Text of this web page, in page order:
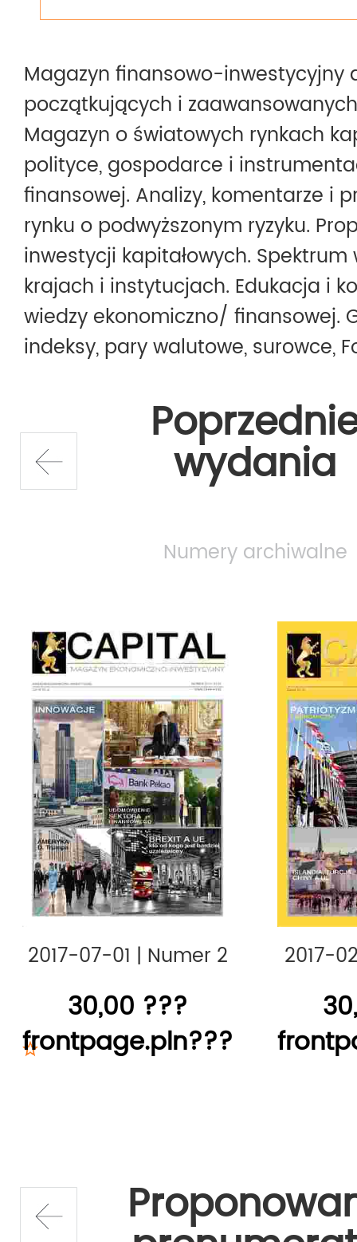
Magazyn finansowo-inwestycyjny
początkujących i
Magazyn o światowych rynkach
polityce, gospodarce i
finansowej. Analizy, komentarze i
rynku o podwyższonym ryzyku.
inwestycji kapitałowych. Spektrum
krajach i instytucjach. Edukacja i
wiedzy ekonomiczno/ finansowej.
indeksy, pary walutowe, surowce,
wydania
Numery archiwalne
2017-07-01 | Numer 2
30,00 ???
frontpage.pln???
2017-
prev